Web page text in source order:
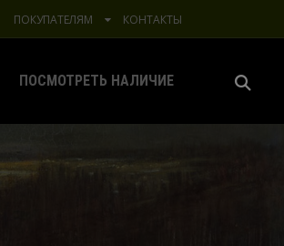
ПОКУПАТЕЛЯМ КОНТАКТЫ
ПОСМОТРЕТЬ НАЛИЧИЕ